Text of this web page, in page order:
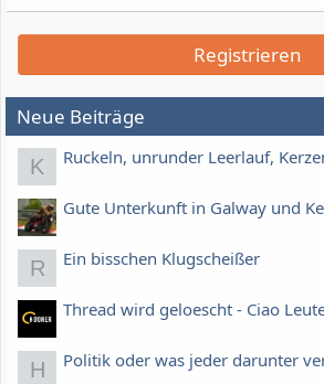
Registrieren
Neue Beiträge
K Ruckeln, unrunder Leerlauf,
Gute Unterkunft in Galway und
R Ein bisschen Klugscheißer
Thread wird geloescht - Ciao
H Politik oder was jeder darunter